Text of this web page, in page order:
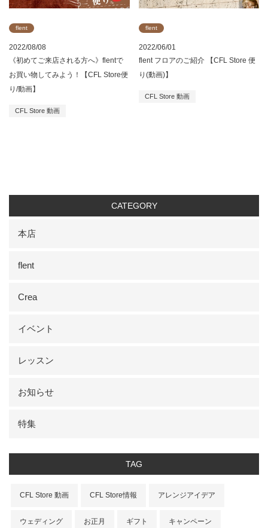
2022/08/08
flent
《初めてご来店される方へ》flentで
お買い物してみよう！【CFL Store便
り/動画】
CFL Store 動画
2022/06/01
flent
flent フロアのご紹介 【CFL Store 便
り(動画)】
CFL Store 動画
CATEGORY
本店
flent
Crea
イベント
レッスン
お知らせ
特集
TAG
CFL Store 動画 CFL Store情報 アレンジアイデア
ウェディング お正月 ギフト キャンペーン